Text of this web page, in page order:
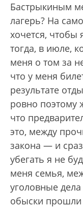
Бастрыкиным
лагерь? На
хочется, чтобы
тогда, в июле,
меня о том за
что у меня
результате
ровно поэтому
что
это, между
закона — и
убегать я не
меня семья,
уголовные
обыски прошли